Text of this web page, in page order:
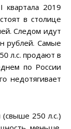
квартала 2019
в столице
Следом идут
рублей. Самые
л.с. продают в
по России
недотягивает
250 л.с.)